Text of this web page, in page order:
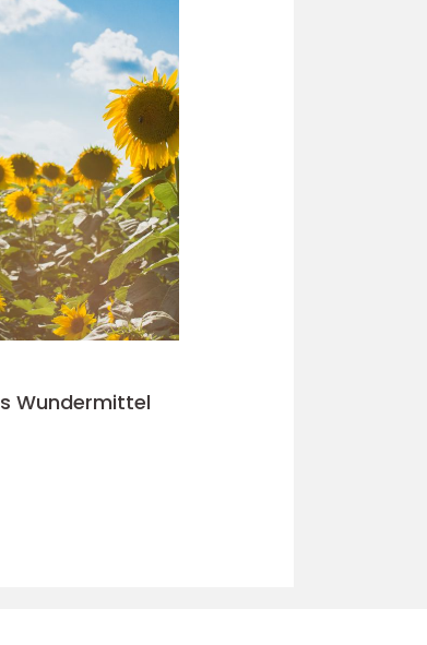
Wundermittel